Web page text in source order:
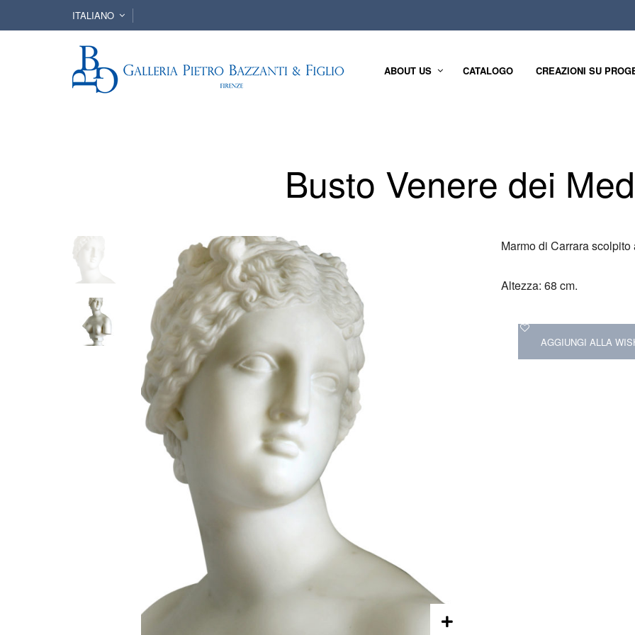
ITALIANO
ABOUT US CATALOGO CREAZIONI SU
Busto Venere dei
Marmo di Carrara scolpito
Altezza: 68 cm.
AGGIUNGI ALLA